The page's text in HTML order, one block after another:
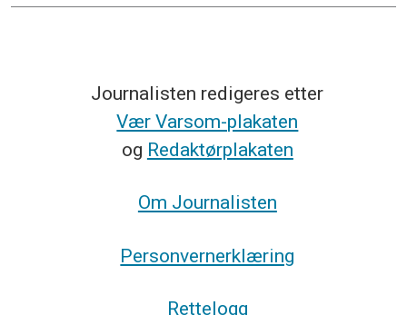
Journalisten redigeres etter
Vær Varsom-plakaten
og Redaktørplakaten
Om Journalisten
Personvernerklæring
Rettelogg